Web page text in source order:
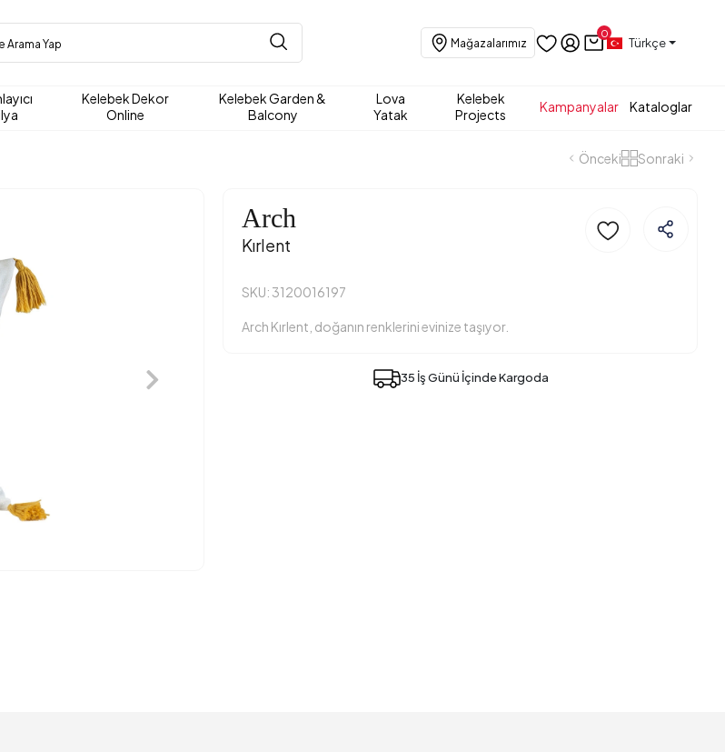
Mağazalarımız
0
Türkçe
Kelebek Dekor
Online
Kelebek Garden &
Balcony
Lova
Yatak
Kelebek
Projects
Kampanyalar Kataloglar
Önceki Sonraki
Arch
Kırlent
SKU: 3120016197
Arch Kırlent, doğanın renklerini evinize taşıyor.
35 İş Günü İçinde Kargoda